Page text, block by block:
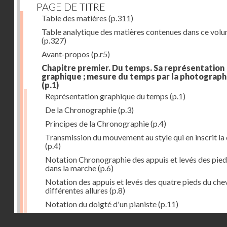
PAGE DE TITRE
Table des matières (p.311)
Table analytique des matières contenues dans ce
(p.327)
Avant-propos (p.r5)
Chapitre premier. Du temps. Sa représentation
graphique ; mesure du temps par la
(p.1)
Représentation graphique du temps (p.1)
De la Chronographie(p.3)
Principes de la Chronographie(p.4)
Transmission du mouvement au style qui en inscrit la
(p.4)
Notation Chronographie des appuis et levés des
dans la marche(p.6)
Notation des appuis et levés des quatre pieds du
différentes allures (p.8)
Notation du doigté d'un pianiste(p.11)